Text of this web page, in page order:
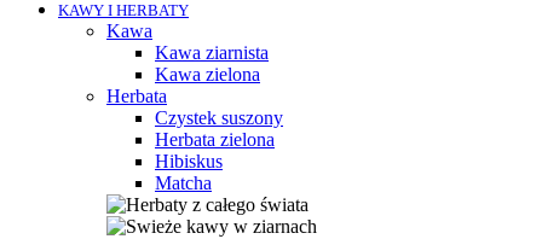
KAWY I HERBATY
Kawa
Kawa ziarnista
Kawa zielona
Herbata
Czystek suszony
Herbata zielona
Hibiskus
Matcha